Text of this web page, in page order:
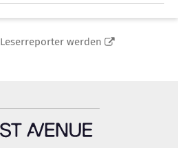
Leserreporter werden